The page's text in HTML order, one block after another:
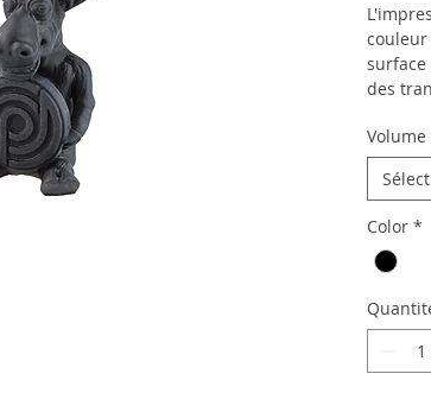
surface
des
d'être
signifie
sa
Parfait
La
Volume
Color *